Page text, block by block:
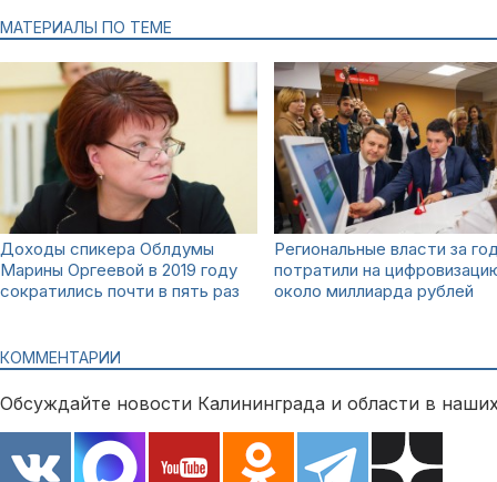
МАТЕРИАЛЫ ПО ТЕМЕ
Доходы спикера Облдумы
Марины Оргеевой в 2019 году
сократились почти в пять раз
Региональные власти за
потратили на
около миллиарда рублей
КОММЕНТАРИИ
Обсуждайте новости Калининграда и области в